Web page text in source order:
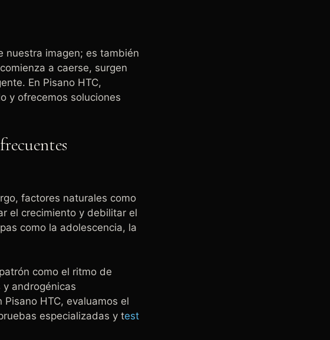
nuestra imagen; es también
a caerse, surgen
En Pisano HTC,
y ofrecemos soluciones
factores naturales como
el crecimiento y debilitar el
como la adolescencia, la
como el ritmo de
androgénicas
HTC, evaluamos el
especializadas y test